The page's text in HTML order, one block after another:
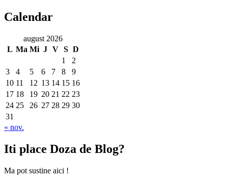
Calendar
august 2026
L Ma Mi J V S D
1
2
3
4 5 6 7 8
9
10 11 12 13 14 15 16
17 18 19 20 21 22 23
24 25 26 27 28 29 30
31
« nov.
Iti place Doza de Blog?
Ma pot sustine aici !